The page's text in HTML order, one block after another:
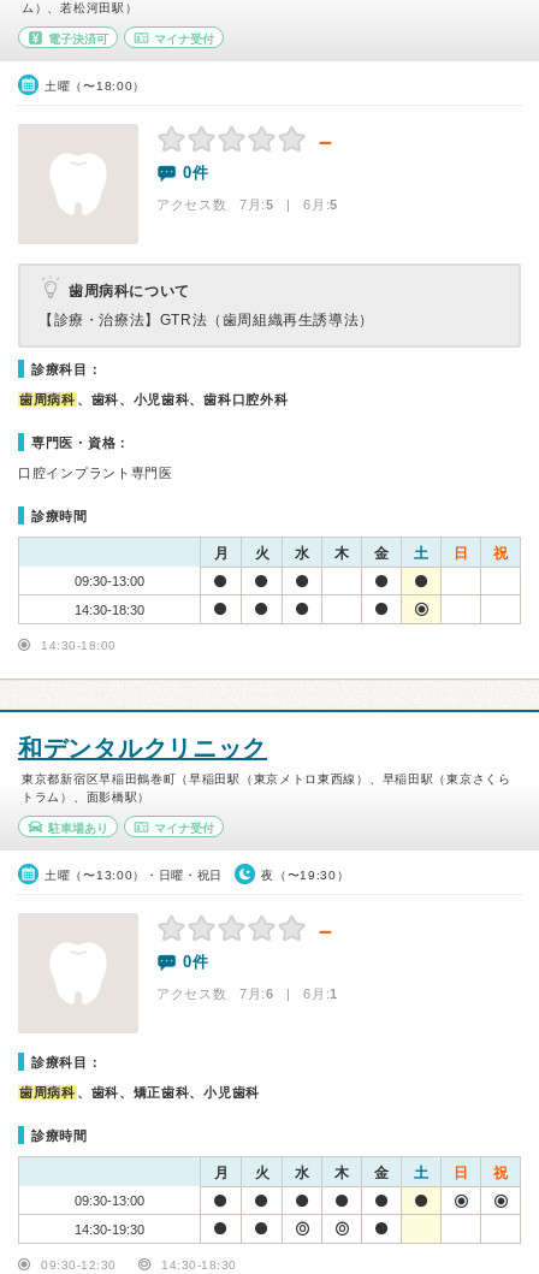
ム）、若松河田駅）
電子決済可 マイナ受付
土曜（〜18:00）
－
0件
アクセス数 7月:5 | 6月:5
歯周病科について
【診療・治療法】 GTR法（歯周組織再生誘導法）
診療科目：
歯周病科 、歯科、小児歯科、歯科口腔外科
専門医・資格：
口腔インプラント専門医
診療時間
月 火 水 木 金 土 日 祝
09:30-13:00
14:30-18:30
14:30-18:00
和デンタルクリニック
東京都新宿区早稲田鶴巻町（早稲田駅（東京メトロ東西線）、早稲田駅（東京さくら
トラム）、面影橋駅）
駐車場あり マイナ受付
土曜（〜13:00）・日曜・祝日 夜（〜19:30）
－
0件
アクセス数 7月:6 | 6月:1
診療科目：
歯周病科 、歯科、矯正歯科、小児歯科
診療時間
月 火 水 木 金 土 日 祝
09:30-13:00
14:30-19:30
09:30-12:30 14:30-18:30